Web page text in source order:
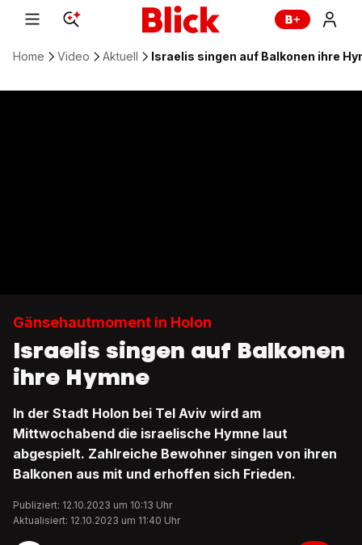
Home Video Aktuell Israelis singen auf Balkonen ihre
Gänsehautmoment in Holon
Israelis singen auf Balkonen
ihre Hymne
In der Stadt Holon bei Tel Aviv wird am
Mittwochabend die israelische Hymne laut
abgespielt. Zahlreiche Bewohner singen von ihren
Balkonen aus mit und erhoffen sich Frieden.
Publiziert: 12.10.2023 um 10:13 Uhr
Aktualisiert: 12.10.2023 um 11:40 Uhr